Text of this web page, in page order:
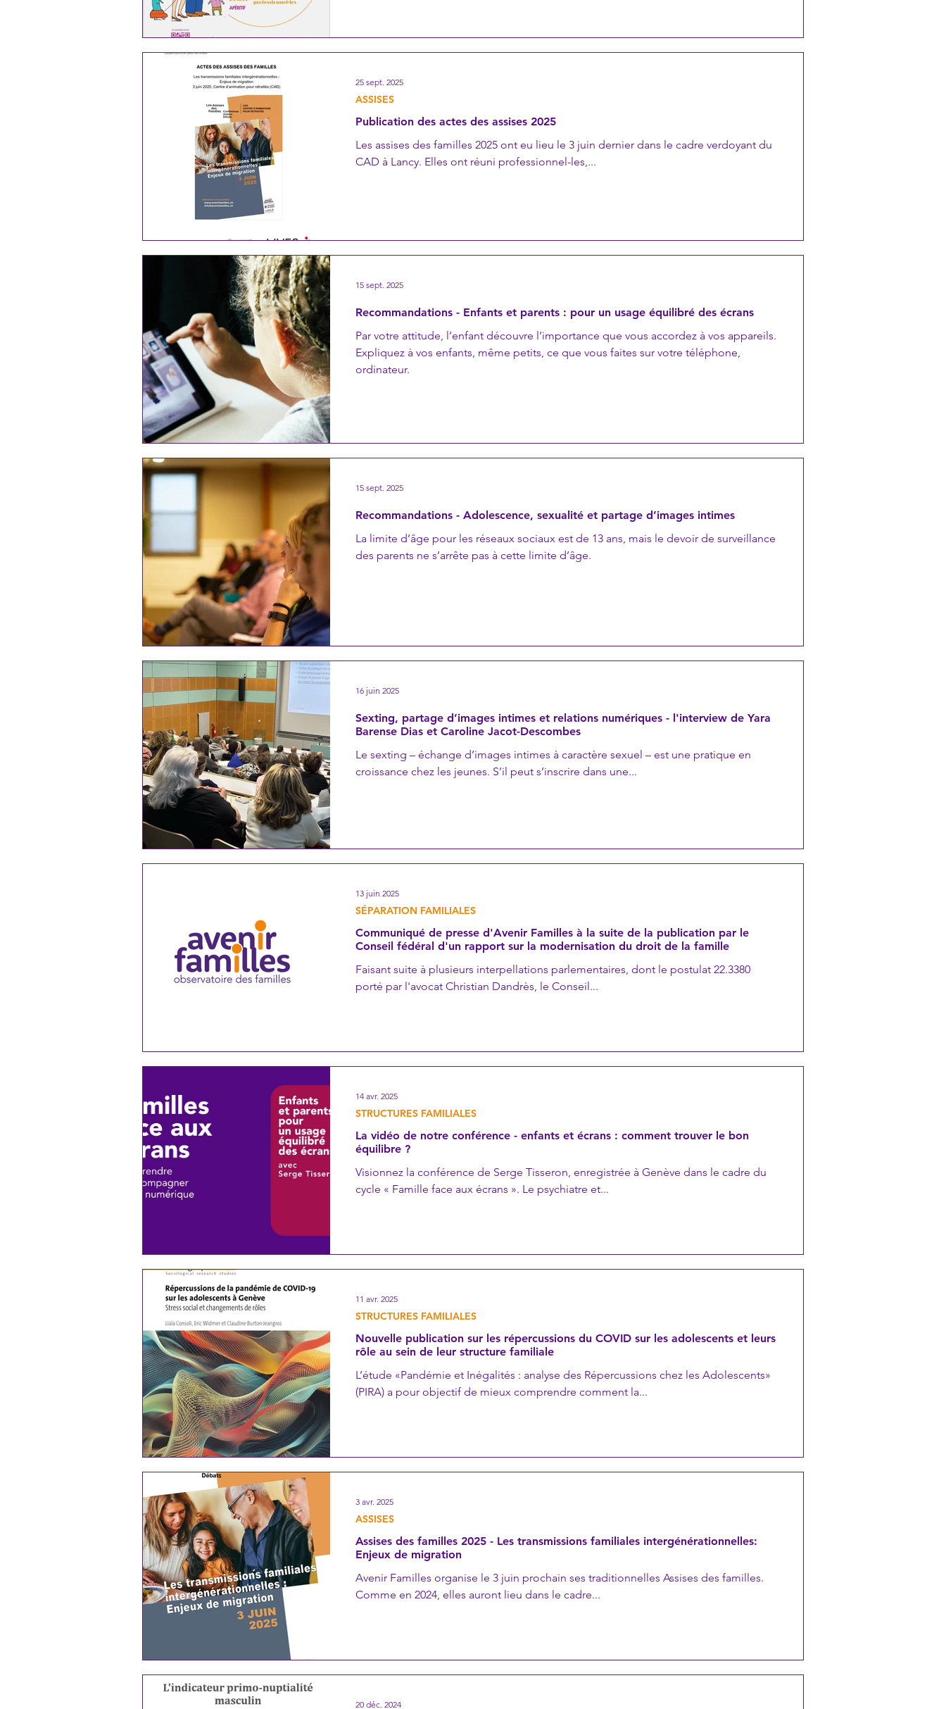
Publication des actes des assises 2025
Les assises des familles 2025 ont eu lieu le 3 juin dernier dans le cadre verdoyant du
CAD à Lancy. Elles ont réuni professionnel-les,...
ASSISES
25 sept. 2025
Recommandations - Enfants et parents : pour un usage équilibré des écrans
Par votre attitude, l’enfant découvre l’importance que vous accordez à vos appareils.
Expliquez à vos enfants, même petits, ce que vous faites sur votre téléphone,
ordinateur.
15 sept. 2025
Recommandations - Adolescence, sexualité et partage d’images intimes
La limite d’âge pour les réseaux sociaux est de 13 ans, mais le devoir de surveillance
des parents ne s’arrête pas à cette limite d’âge.
15 sept. 2025
Sexting, partage d’images intimes et relations numériques - l'interview de Yara
Barense Dias et Caroline Jacot-Descombes
Le sexting – échange d’images intimes à caractère sexuel – est une pratique en
croissance chez les jeunes. S’il peut s’inscrire dans une...
16 juin 2025
Communiqué de presse d'Avenir Familles à la suite de la publication par le
Conseil fédéral d'un rapport sur la modernisation du droit de la famille
Faisant suite à plusieurs interpellations parlementaires, dont le postulat 22.3380
porté par l'avocat Christian Dandrès, le Conseil...
SÉPARATION FAMILIALES
13 juin 2025
La vidéo de notre conférence - enfants et écrans : comment trouver le bon
équilibre ?
Visionnez la conférence de Serge Tisseron, enregistrée à Genève dans le cadre du
cycle « Famille face aux écrans ». Le psychiatre et...
STRUCTURES FAMILIALES
14 avr. 2025
Nouvelle publication sur les répercussions du COVID sur les adolescents et leurs
rôle au sein de leur structure familiale
L’étude «Pandémie et Inégalités : analyse des Répercussions chez les Adolescents»
(PIRA) a pour objectif de mieux comprendre comment la...
STRUCTURES FAMILIALES
11 avr. 2025
Assises des familles 2025 - Les transmissions familiales intergénérationnelles:
Enjeux de migration
Avenir Familles organise le 3 juin prochain ses traditionnelles Assises des familles.
Comme en 2024, elles auront lieu dans le cadre...
ASSISES
3 avr. 2025
20 déc. 2024